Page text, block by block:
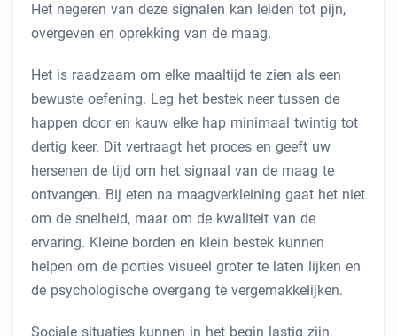
Het negeren van deze signalen kan leiden tot pijn,
overgeven en oprekking van de maag.
Het is raadzaam om elke maaltijd te zien als een
bewuste oefening. Leg het bestek neer tussen de
happen door en kauw elke hap minimaal twintig tot
dertig keer. Dit vertraagt het proces en geeft uw
hersenen de tijd om het signaal van de maag te
ontvangen. Bij eten na maagverkleining gaat het niet
om de snelheid, maar om de kwaliteit van de
ervaring. Kleine borden en klein bestek kunnen
helpen om de porties visueel groter te laten lijken en
de psychologische overgang te vergemakkelijken.
Sociale situaties kunnen in het begin lastig zijn,